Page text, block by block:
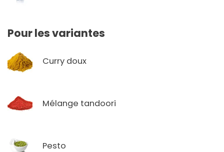
Pour les variantes
Curry doux
Mélange tandoori
Pesto